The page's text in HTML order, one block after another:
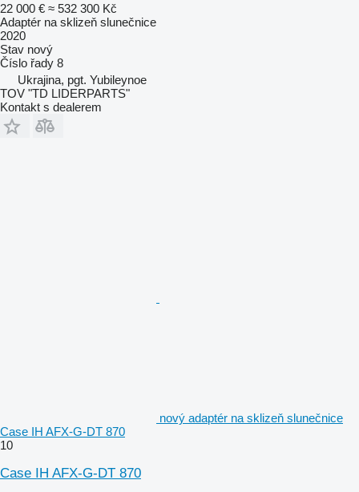
22 000 € ≈ 532 300 Kč
Adaptér na sklizeň slunečnice
2020
Stav nový
Číslo řady 8
Ukrajina, pgt. Yubileynoe
TOV "TD LIDERPARTS"
Kontakt s dealerem
nový adaptér na sklizeň slunečnice
Case IH AFX-G-DT 870
10
Case IH AFX-G-DT 870